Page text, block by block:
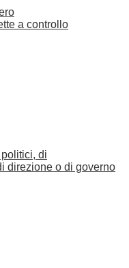
a controllo
di
direzione o di governo